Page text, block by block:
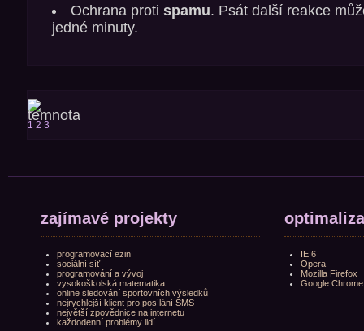
Ochrana protispamu. Psát další reakce
jedné minuty.
zajímavé projekty
programovací ezin
sociální síť
programování a vývoj
vysokoškolská matematika
online sledování sportovních výsledků
nejrychlejší klient pro posílání SMS
IE 6
Opera